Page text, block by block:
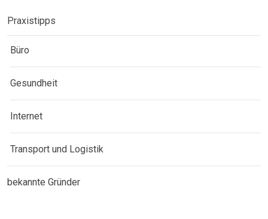
Praxistipps
Büro
Gesundheit
Internet
Transport und Logistik
bekannte Gründer